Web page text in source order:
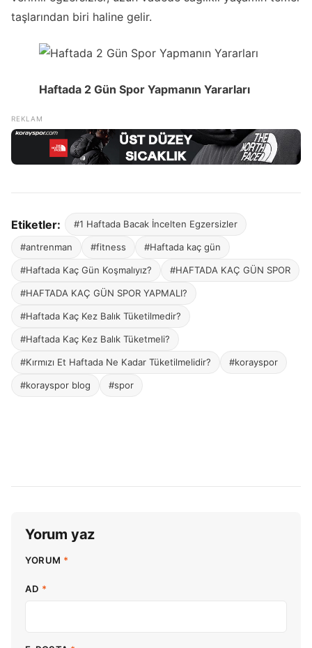
taşlarından biri haline gelir.
Haftada 2 Gün Spor Yapmanın Yararları
Etiketler: #1 Haftada Bacak İncelten Egzersizler
#antrenman #fitness #Haftada kaç gün
#Haftada Kaç Gün Koşmalıyız? #HAFTADA KAÇ GÜN SPOR
#HAFTADA KAÇ GÜN SPOR YAPMALI?
#Haftada Kaç Kez Balık Tüketilmedir?
#Haftada Kaç Kez Balık Tüketmeli?
#Kırmızı Et Haftada Ne Kadar Tüketilmelidir? #korayspor
#korayspor blog #spor
Yorum yaz
YORUM *
AD *